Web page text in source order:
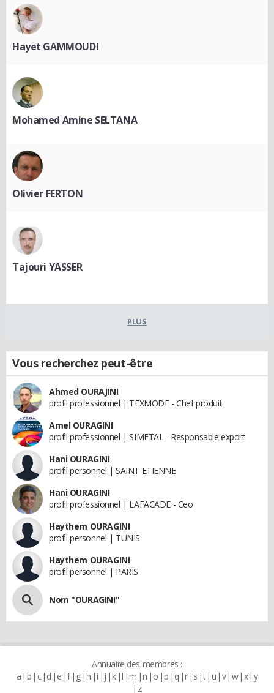
Hayet GAMMOUDI
Mohamed Amine SELTANA
Olivier FERTON
Tajouri YASSER
PLUS
Vous recherchez peut-être
Ahmed OURAJINI
profil professionnel | TEXMODE - Chef produit
Amel OURAGINI
profil professionnel | SIMETAL - Responsable export
Hani OURAGINI
profil personnel | SAINT ETIENNE
Hani OURAGINI
profil professionnel | LAFACADE - Ceo
Haythem OURAGINI
profil personnel | TUNIS
Haythem OURAGINI
profil personnel | PARIS
Nom "OURAGINI"
Annuaire des membres :
a b c d e f g h i j k l m n o p q r s t u v w x y
z